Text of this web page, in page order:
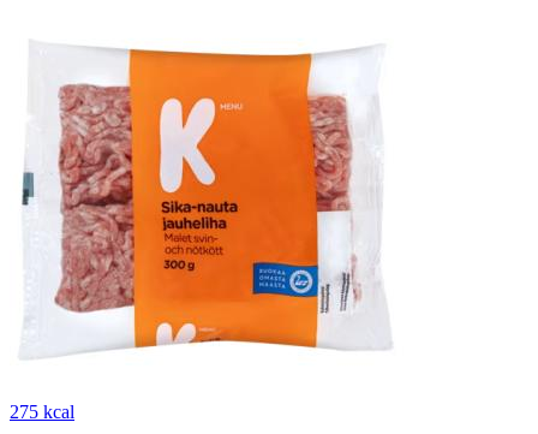
275 kcal